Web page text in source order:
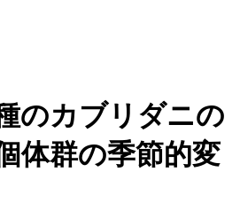
のカブリダニの
体群の季節的変